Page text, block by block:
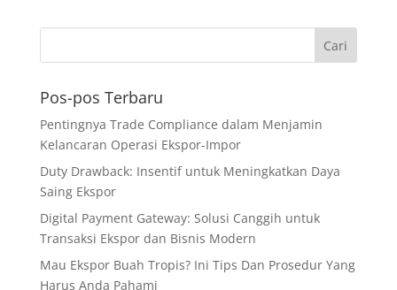
Pos-pos Terbaru
Pentingnya Trade Compliance dalam Menjamin
Kelancaran Operasi Ekspor-Impor
Duty Drawback: Insentif untuk Meningkatkan Daya
Saing Ekspor
Digital Payment Gateway: Solusi Canggih untuk
Transaksi Ekspor dan Bisnis Modern
Mau Ekspor Buah Tropis? Ini Tips Dan Prosedur Yang
Harus Anda Pahami